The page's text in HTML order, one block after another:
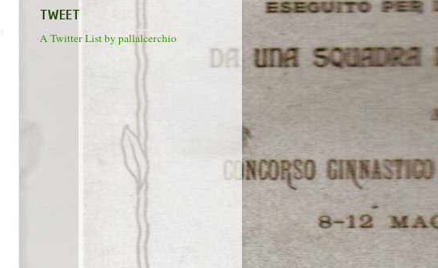
TWEET
A Twitter List by pallalcerchio